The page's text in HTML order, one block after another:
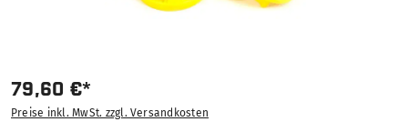
79,60 €*
Preise inkl. MwSt. zzgl. Versandkosten